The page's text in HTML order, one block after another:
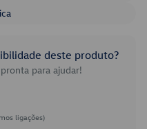
deste produto?
para ajudar!
ligações)